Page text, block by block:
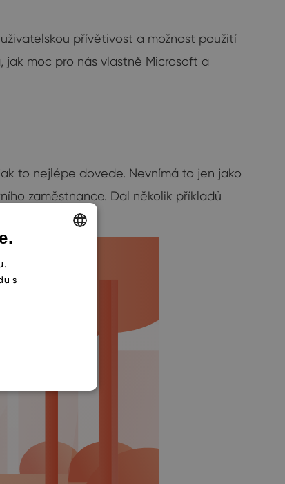
přívětivost a možnost použití
jak moc pro nás vlastně Microsoft a
to nejlépe dovede. Nevnímá to jen jako
zaměstnance. Dal několik příkladů
s